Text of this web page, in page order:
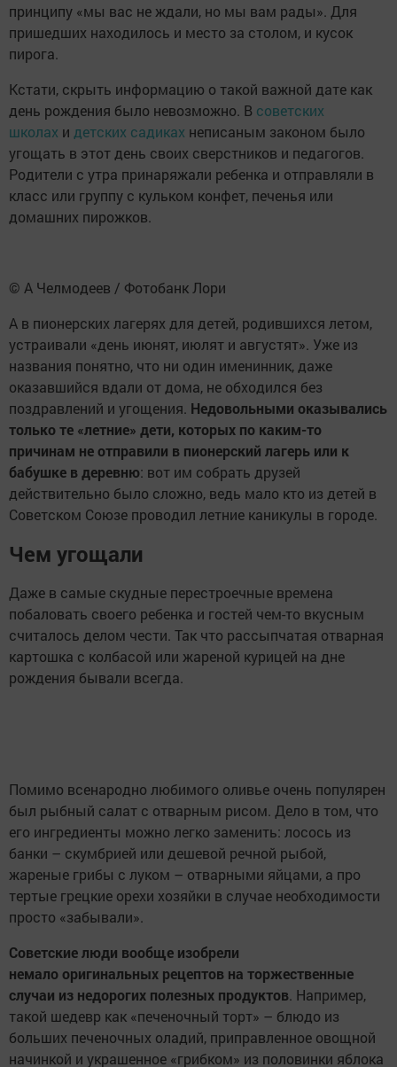
принципу «мы вас не ждали, но мы вам рады». Для
пришедших находилось и место за столом, и кусок
пирога.
Кстати, скрыть информацию о такой важной дате как
день рождения было невозможно. В советских
школах и детских садиках неписаным законом было
угощать в этот день своих сверстников и педагогов.
Родители с утра принаряжали ребенка и отправляли в
класс или группу с кульком конфет, печенья или
домашних пирожков.
© A Челмодеев / Фотобанк Лори
А в пионерских лагерях для детей, родившихся летом,
устраивали «день июнят, июлят и августят». Уже из
названия понятно, что ни один именинник, даже
оказавшийся вдали от дома, не обходился без
поздравлений и угощения. Недовольными оказывались
только те «летние» дети, которых по каким-то
причинам не отправили в пионерский лагерь или к
бабушке в деревню: вот им собрать друзей
действительно было сложно, ведь мало кто из детей в
Советском Союзе проводил летние каникулы в городе.
Чем угощали
Даже в самые скудные перестроечные времена
побаловать своего ребенка и гостей чем-то вкусным
считалось делом чести. Так что рассыпчатая отварная
картошка с колбасой или жареной курицей на дне
рождения бывали всегда.
Помимо всенародно любимого оливье очень популярен
был рыбный салат с отварным рисом. Дело в том, что
его ингредиенты можно легко заменить: лосось из
банки – скумбрией или дешевой речной рыбой,
жареные грибы с луком – отварными яйцами, а про
тертые грецкие орехи хозяйки в случае необходимости
просто «забывали».
Советские люди вообще изобрели
немало оригинальных рецептов на торжественные
случаи из недорогих полезных продуктов. Например,
такой шедевр как «печеночный торт» – блюдо из
больших печеночных оладий, приправленное овощной
начинкой и украшенное «грибком» из половинки яблока